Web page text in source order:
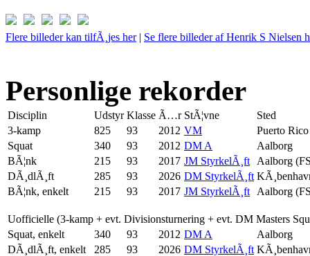
Flere billeder kan tilfÃ¸jes her| Se flere billeder af Henrik S Nielsen
Personlige rekorder
Disciplin Udstyr Klasse Ã…r StÃ¦vne
Sted
3-kamp
825 93 2012 VM
Puerto Rico
Squat
340 93 2012 DM A
Aalborg
BÃ¦nk
215 93 2017 JM StyrkelÃ¸ft
Aalborg
DÃ¸dlÃ¸ft
285 93 2026 DM StyrkelÃ¸ft
BÃ¦nk, enkelt
215 93 2017 JM StyrkelÃ¸ft Aalborg
Uofficielle (3-kamp + evt. Divisionsturnering + evt. DM Masters
Squat, enkelt
340 93 2012 DM A
Aalborg
DÃ¸dlÃ¸ft, enkelt
285 93 2026 DM StyrkelÃ¸ft